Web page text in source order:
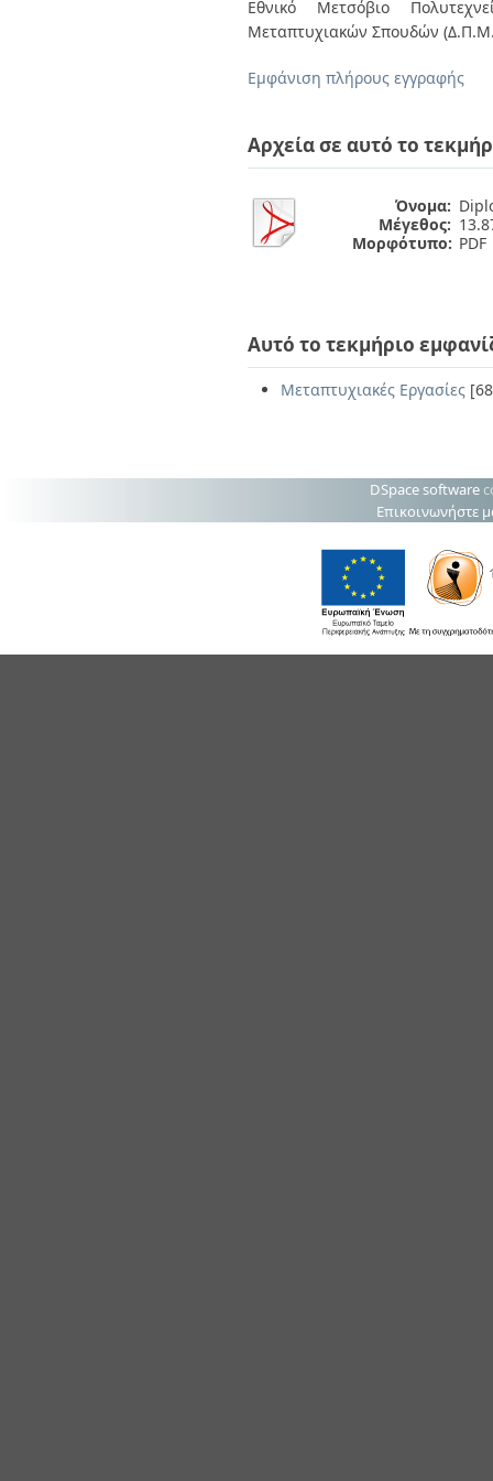
Εθνικό Μετσόβιο
Μεταπτυχιακών Σπουδών
Εμφάνιση πλήρους εγγραφής
Αρχεία σε αυτό το
Όνομα:
Μέγεθος:
Μορφότυπο: PDF
Αυτό το τεκμήριο
Μεταπτυχιακές Εργασίες
DSpace software
Επικοινωνήστε